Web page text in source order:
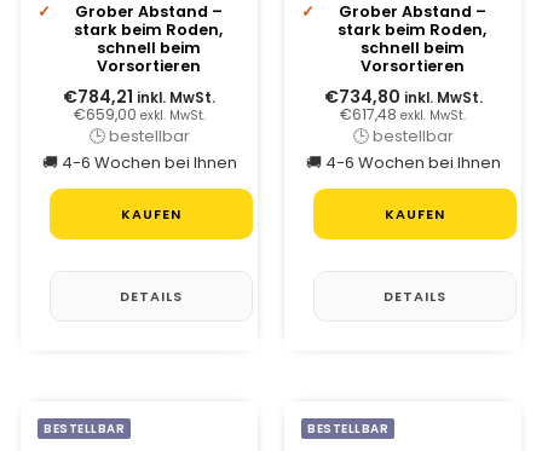
Grober Abstand –
stark beim Roden,
schnell beim
Vorsortieren
€784,21 inkl. MwSt.
€659,00 exkl. MwSt.
🕒 bestellbar
🚚 4-6 Wochen bei Ihnen
KAUFEN
DETAILS
Grober Abstand –
stark beim Roden,
schnell beim
Vorsortieren
€734,80 inkl. MwSt.
€617,48 exkl. MwSt.
🕒 bestellbar
🚚 4-6 Wochen bei Ihnen
KAUFEN
DETAILS
BESTELLBAR BESTELLBAR